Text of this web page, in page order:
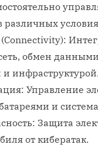
различных
(Connectivity):
обмен
инфраструктурой.
Управление
и
Защита
от кибератак.